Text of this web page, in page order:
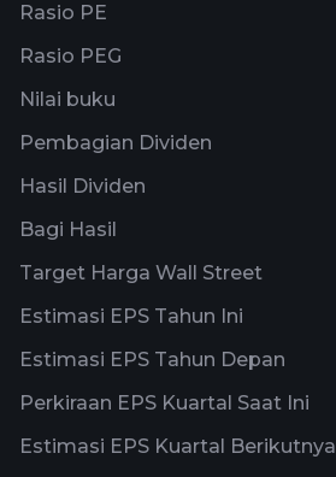
Rasio PE
Rasio PEG
Nilai buku
Pembagian Dividen
Hasil Dividen
Bagi Hasil
Target Harga Wall Street
Estimasi EPS Tahun Ini
Estimasi EPS Tahun Depan
Perkiraan EPS Kuartal Saat Ini
Estimasi EPS Kuartal Berikutnya